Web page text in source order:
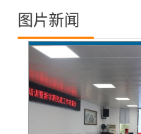
图片新闻